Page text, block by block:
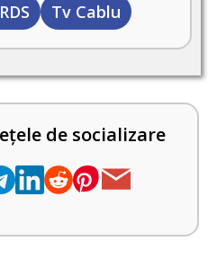
Tv Cablu
de socializare